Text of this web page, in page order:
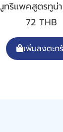
ทริแพคสูตรทูน่
72 THB
เพิ่มลงตะก